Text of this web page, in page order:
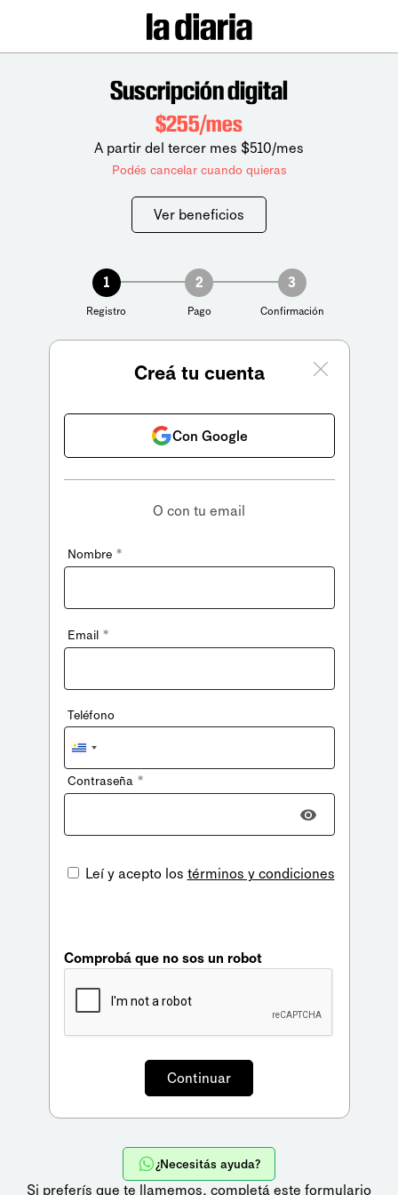
Suscripción digital
$255/mes
A partir del tercer mes $510/mes
Podés cancelar cuando quieras
Ver beneficios
1
Registro
2
Pago
3
Confirmación
Creá tu cuenta
Con Google
O con tu email
Nombre *
Email *
Teléfono
Uruguay
+598
Contraseña *
Leí y acepto los términos y condiciones
Comprobá que no sos un robot
¿Necesitás ayuda?
Si preferís que te llamemos, completá este formulario